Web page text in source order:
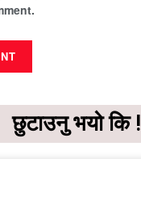
छुटाउनु भयो कि !